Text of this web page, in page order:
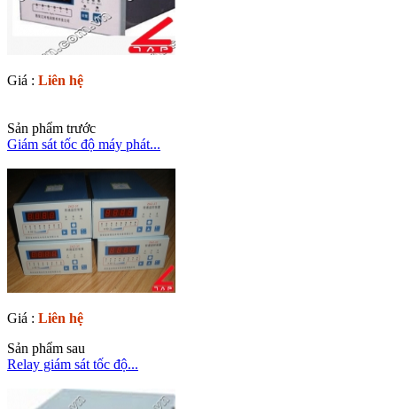
Giá : Liên hệ
Sản phẩm trước
Giám sát tốc độ máy phát...
Giá : Liên hệ
Sản phẩm sau
Relay giám sát tốc độ...